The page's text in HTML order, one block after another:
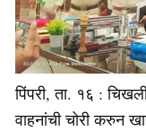
पिंपरी, ता. १६ :
वाहनांची चोरी करुन